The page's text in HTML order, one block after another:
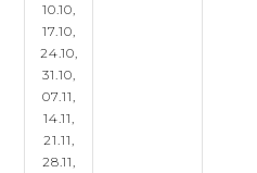
10.10,
17.10,
24.10,
31.10,
07.11,
14.11,
21.11,
28.11,